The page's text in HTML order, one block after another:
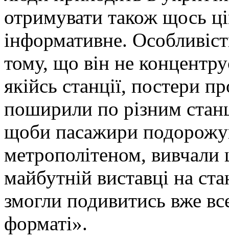
отримувати також щось
інформативне.
тому, що він не
якійсь станції, постери
поширили по різним
щоби пасажири
метрополітеном, вивчали
майбутній виставці на
змогли подивитись вже
форматі».